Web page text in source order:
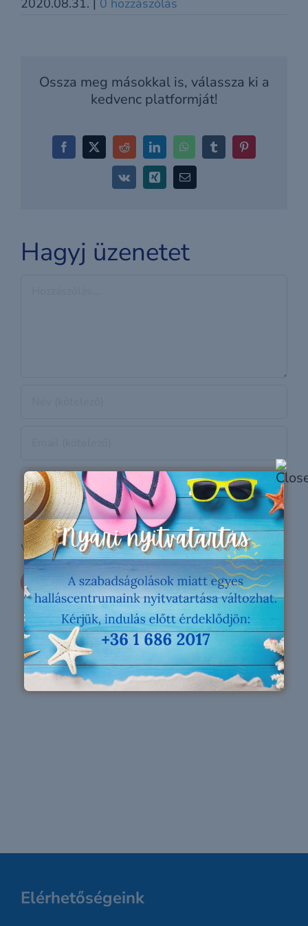
2020.08.31. | 0 hozzászólás
Ossza meg másokkal is, válassza ki a
kedvenc platformját!
Facebook
X RedditLinkedInWhatsAppTumblrPinterest
Vk Xing Email:
Hagyj üzenetet
Jegyezze meg a nevet, emailt és
webcímet ha legközelebb hozzászólok.
Elérhetőségeink